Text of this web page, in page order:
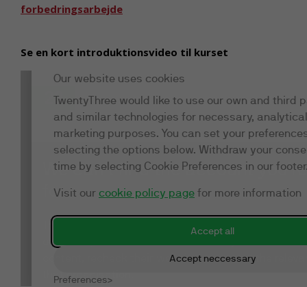
forbedringsarbejde
Se en kort introduktionsvideo til kurset